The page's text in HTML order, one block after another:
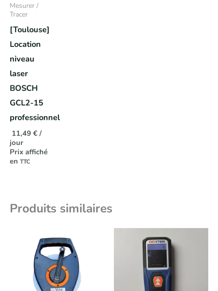
Mesurer /
Tracer
[Toulouse]
Location
niveau
laser
BOSCH
GCL2-15
professionnel
11,49 € /
jour
Prix affiché
en TTC
Produits similaires